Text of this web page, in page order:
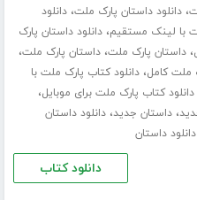
،دانلود داستان پارک ملت،دانلود
با لینک مستقیم،دانلود داستان پارک
،داستان پارک ملت،داستان پارک ملت،
،دانلود کتاب پارک ملت با
دانلود کتاب پارک ملت برای موبایل،
،داستان جدید،دانلود داستان
دانلود داستان
دانلود کتاب